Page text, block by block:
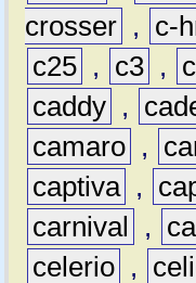
crosser , c-
c25 , c3 ,
caddy ,
camaro ,
captiva ,
carnival
,
celerio ,